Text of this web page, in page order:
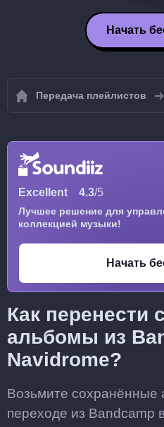
Начать
Передача плейлистов
Excellent 4.3/5
Лучшее решение для
коллекцией музыки!
Начать
Как перенести
альбомы из
Navidrome?
Возьмите сохранённые
переходе из Bandcamp